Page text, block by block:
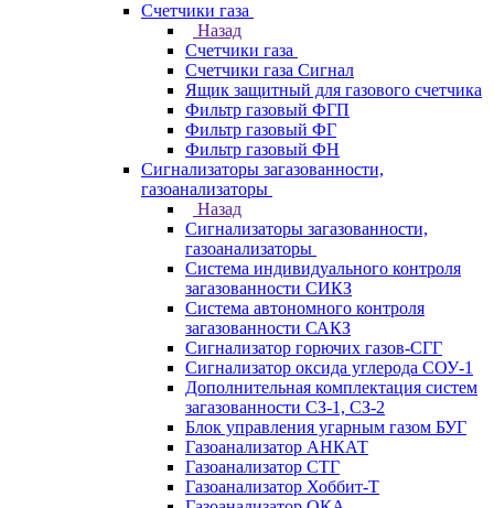
Счетчики газа
Назад
Счетчики газа
Счетчики газа Сигнал
Ящик защитный для газового счетчика
Фильтр газовый ФГП
Фильтр газовый ФГ
Фильтр газовый ФН
Сигнализаторы загазованности,
газоанализаторы
Назад
Сигнализаторы загазованности,
газоанализаторы
Система индивидуального контроля
загазованности СИКЗ
Система автономного контроля
загазованности САКЗ
Сигнализатор горючих газов-СГГ
Сигнализатор оксида углерода СОУ-1
Дополнительная комплектация систем
загазованности СЗ-1, СЗ-2
Блок управления угарным газом БУГ
Газоанализатор АНКАТ
Газоанализатор СТГ
Газоанализатор Хоббит-Т